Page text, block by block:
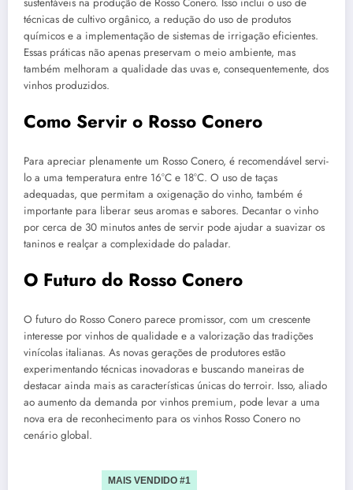
técnicas de cultivo orgânico, a redução do uso de produtos
químicos e a implementação de sistemas de irrigação eficientes.
Essas práticas não apenas preservam o meio ambiente, mas
também melhoram a qualidade das uvas e, consequentemente, dos
vinhos produzidos.
Como Servir o Rosso Conero
Para apreciar plenamente um Rosso Conero, é recomendável servi-
lo a uma temperatura entre 16°C e 18°C. O uso de taças
adequadas, que permitam a oxigenação do vinho, também é
importante para liberar seus aromas e sabores. Decantar o vinho
por cerca de 30 minutos antes de servir pode ajudar a suavizar os
taninos e realçar a complexidade do paladar.
O Futuro do Rosso Conero
O futuro do Rosso Conero parece promissor, com um crescente
interesse por vinhos de qualidade e a valorização das tradições
vinícolas italianas. As novas gerações de produtores estão
experimentando técnicas inovadoras e buscando maneiras de
destacar ainda mais as características únicas do terroir. Isso, aliado
ao aumento da demanda por vinhos premium, pode levar a uma
nova era de reconhecimento para os vinhos Rosso Conero no
cenário global.
MAIS VENDIDO #1